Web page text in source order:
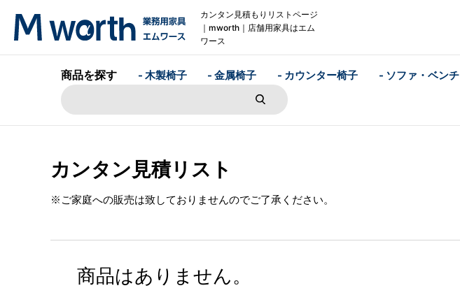
カンタン見積もりリストページ
｜mworth｜店舗用家具はエム
ワース
商品を探す - 木製椅子 - 金属椅子 - カウンター椅子 - ソファ・ベンチ
カンタン見積リスト
※ご家庭への販売は致しておりませんのでご了承ください。
商品はありません。